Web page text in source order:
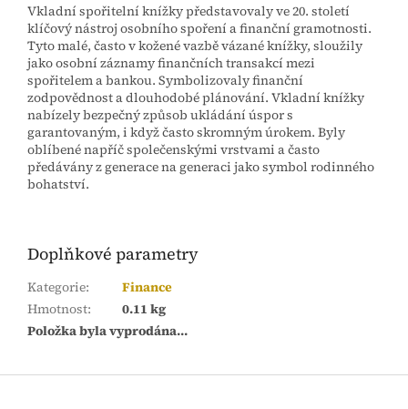
Vkladní spořitelní knížky představovaly ve 20. století
klíčový nástroj osobního spoření a finanční gramotnosti.
Tyto malé, často v kožené vazbě vázané knížky, sloužily
jako osobní záznamy finančních transakcí mezi
spořitelem a bankou. Symbolizovaly finanční
zodpovědnost a dlouhodobé plánování. Vkladní knížky
nabízely bezpečný způsob ukládání úspor s
garantovaným, i když často skromným úrokem. Byly
oblíbené napříč společenskými vrstvami a často
předávány z generace na generaci jako symbol rodinného
bohatství.
Doplňkové parametry
Kategorie:
Finance
Hmotnost:
0.11 kg
Položka byla vyprodána…
Z